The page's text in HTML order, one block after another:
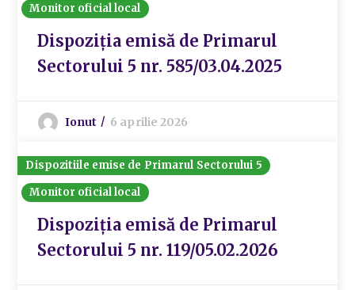
Monitor oficial local
Dispoziția emisă de Primarul
Sectorului 5 nr. 585/03.04.2025
Ionut 6 aprilie 2026
Dispozitiile emise de Primarul Sectorului 5
Monitor oficial local
Dispoziția emisă de Primarul
Sectorului 5 nr. 119/05.02.2026